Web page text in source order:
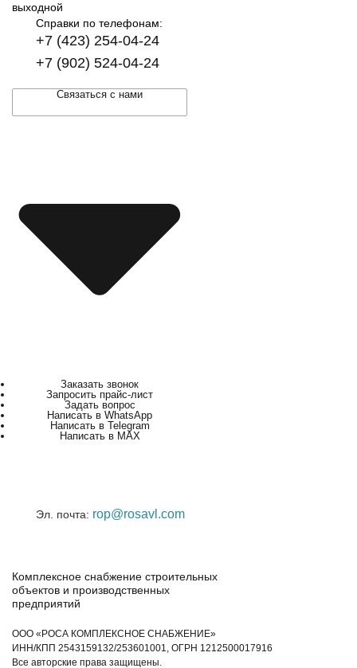
выходной
Справки по телефонам:
+7 (423) 254-04-24
+7 (902) 524-04-24
Связаться с нами
Заказать звонок
Запросить прайс-лист
Задать вопрос
Написать в WhatsApp
Написать в Telegram
Написать в MAX
Эл. почта: rop@rosavl.com
Комплексное снабжение строительных
объектов и производственных
предприятий
ООО «РОСА КОМПЛЕКСНОЕ СНАБЖЕНИЕ»
ИНН/КПП 2543159132/253601001, ОГРН 1212500017916
Все авторские права защищены.